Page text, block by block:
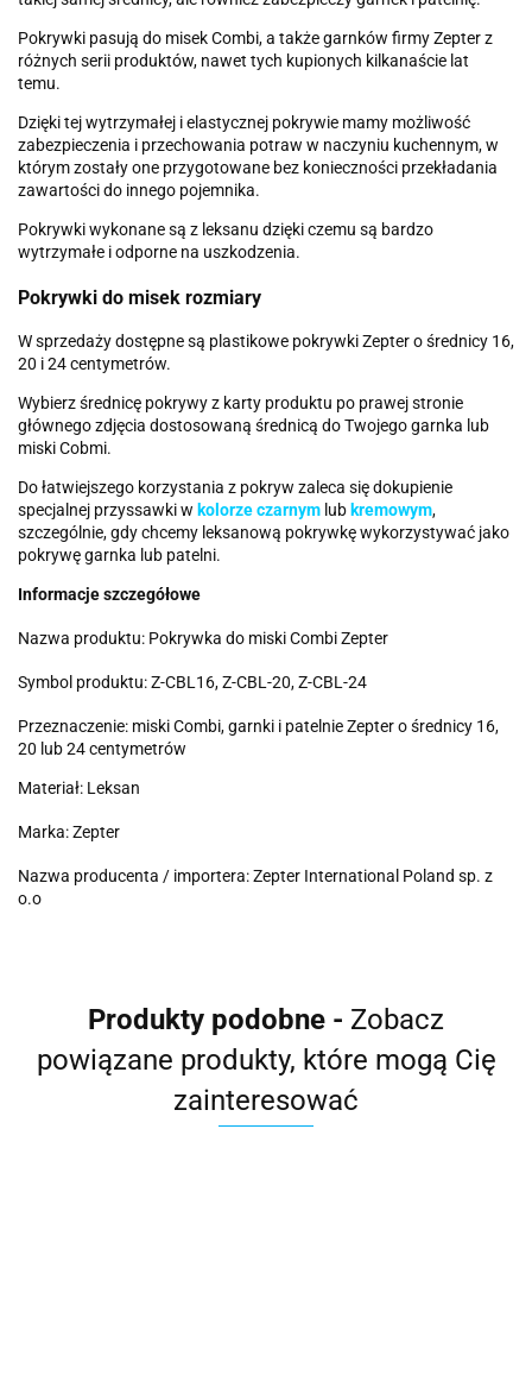
Pokrywki pasują do misek Combi, a także garnków firmy Zepter z
różnych serii produktów, nawet tych kupionych kilkanaście lat
temu.
Dzięki tej wytrzymałej i elastycznej pokrywie mamy możliwość
zabezpieczenia i przechowania potraw w naczyniu kuchennym, w
którym zostały one przygotowane bez konieczności przekładania
zawartości do innego pojemnika.
Pokrywki wykonane są z leksanu dzięki czemu są bardzo
wytrzymałe i odporne na uszkodzenia.
Pokrywki do misek rozmiary
W sprzedaży dostępne są plastikowe pokrywki Zepter o średnicy 16,
20 i 24 centymetrów.
Wybierz średnicę pokrywy z karty produktu po prawej stronie
głównego zdjęcia dostosowaną średnicą do Twojego garnka lub
miski Cobmi.
Do łatwiejszego korzystania z pokryw zaleca się dokupienie
specjalnej przyssawki w kolorze czarnym lub kremowym,
szczególnie, gdy chcemy leksanową pokrywkę wykorzystywać jako
pokrywę garnka lub patelni.
Informacje szczegółowe
Nazwa produktu: Pokrywka do miski Combi Zepter
Symbol produktu: Z-CBL16, Z-CBL-20, Z-CBL-24
Przeznaczenie: miski Combi, garnki i patelnie Zepter o średnicy 16,
20 lub 24 centymetrów
Materiał: Leksan
Marka: Zepter
Nazwa producenta / importera: Zepter International Poland sp. z
o.o
Produkty podobne - Zobacz
powiązane produkty, które mogą Cię
zainteresować